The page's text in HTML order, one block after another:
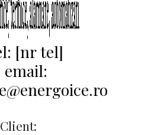
Client: